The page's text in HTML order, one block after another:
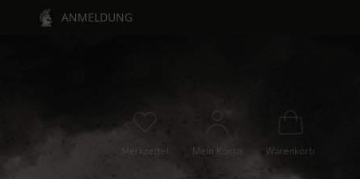
ANMELDUNG
Merkzettel Mein Konto Warenkorb